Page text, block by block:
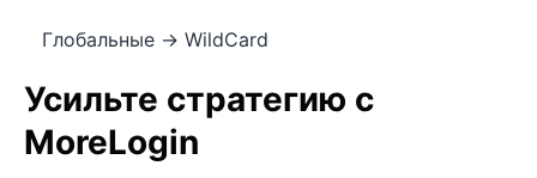
Глобальные → WildCard
Усильте стратегию с
MoreLogin